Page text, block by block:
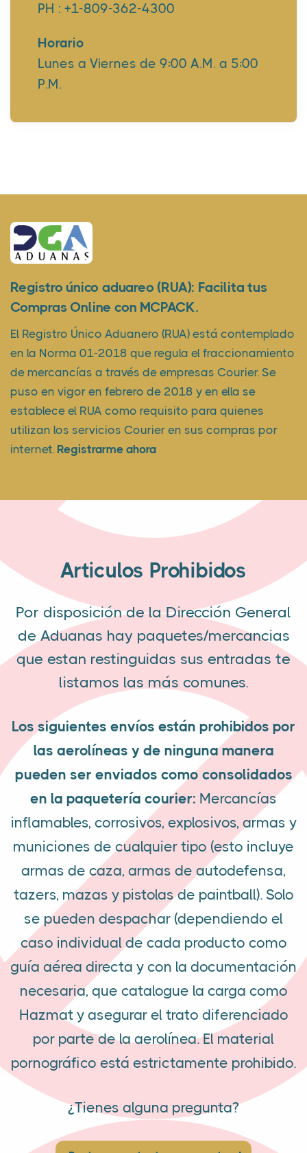
PH : +1-809-362-4300
Horario
Lunes a Viernes de 9:00 A.M. a 5:00
P.M.
Registro único aduareo (RUA): Facilita tus
Compras Online con MCPACK.
El Registro Único Aduanero (RUA) está contemplado
en la Norma 01-2018 que regula el fraccionamiento
de mercancías a través de empresas Courier. Se
puso en vigor en febrero de 2018 y en ella se
establece el RUA como requisito para quienes
utilizan los servicios Courier en sus compras por
internet. Registrarme ahora
Articulos Prohibidos
Por disposición de la Dirección General
de Aduanas hay paquetes/mercancias
que estan restinguidas sus entradas te
listamos las más comunes.
Los siguientes envíos están prohibidos por
las aerolíneas y de ninguna manera
pueden ser enviados como consolidados
en la paquetería courier: Mercancías
inflamables, corrosivos, explosivos, armas y
municiones de cualquier tipo (esto incluye
armas de caza, armas de autodefensa,
tazers, mazas y pistolas de paintball). Solo
se pueden despachar (dependiendo el
caso individual de cada producto como
guía aérea directa y con la documentación
necesaria, que catalogue la carga como
Hazmat y asegurar el trato diferenciado
por parte de la aerolínea. El material
pornográfico está estrictamente prohibido.
¿Tienes alguna pregunta?